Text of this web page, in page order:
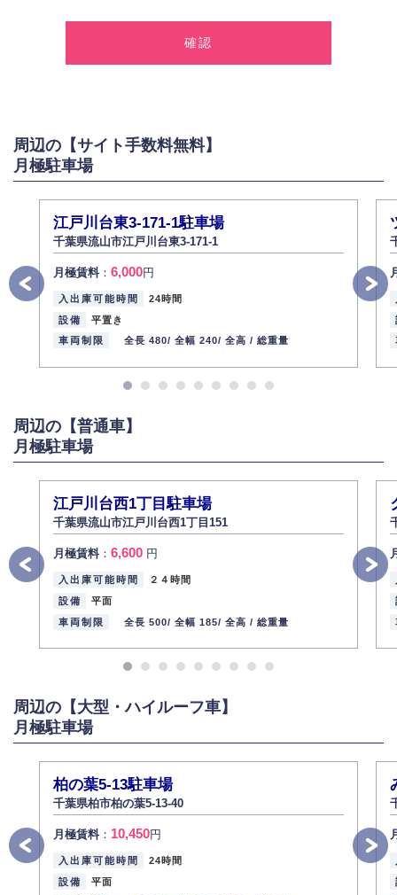
2.個人情報の利用
お問い合わせに対する回答、資料等の送付
採用に関する回答、情報の提供
弊社は取り扱う個人情報の外部への漏洩を防止し、その利用目的に応じて
適切かつ安全に管理します。
4.個人情報の第三者提供
法的義務など正当な理由に基づく要請があった場合を除き、お客様の個人
情報をご本人の同意なく第三者に提供いたしません。
5.個人情報の開示・訂正・削除
お客様ご本人から自己の個人情報開示の請求があった場合、すみやかに開
ん）。
また、個人情報の内容に誤りがあり、ご本人から訂正・追加・削除の請求
6.個人情報管理の社内教育
弊社社員全員が、個人情報の取り扱いについての重要性を理解し、より適
切に管理するよう社内教育を実施してまいります。
代表取締役社長 野口 幸男
周辺の【サイト手数料無料】
月極駐車場
江戸川台東3-171-1駐車場
千葉県流山市江戸川台東3-171-1
月極賃料： 6,000円
入出庫可能時間
24時間
設備
平置き
車両制限
全長 480/ 全幅 240/ 全高 / 総重量
周辺の【普通車】
月極駐車場
江戸川台西1丁目駐車場
千葉県流山市江戸川台西1丁目151
月極賃料： 6,600 円
入出庫可能時間
２４時間
設備
平面
車両制限
全長 500/ 全幅 185/ 全高 / 総重量
周辺の【大型・ハイルーフ車】
月極駐車場
柏の葉5-13駐車場
千葉県柏市柏の葉5-13-40
月極賃料： 10,450円
入出庫可能時間
24時間
設備
平面